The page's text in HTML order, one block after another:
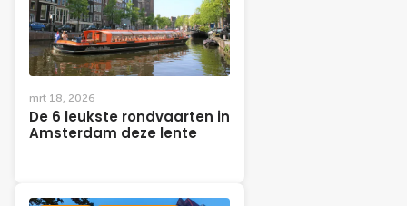
mrt 18, 2026
De 6 leukste rondvaarten in
Amsterdam deze lente